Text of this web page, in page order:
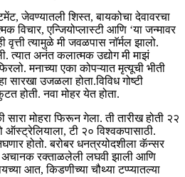
जेवण्यातली शिस्त, बायकोचा देवावरचा
विचार, एन्जियोप्लास्टी आणि ‘या जन्मावर
वृत्ती त्यामुळे मी जवळपास नाॅर्मल झालो.
त्यात अनंत कलात्मक उद्योग मी माझं
मनाच्या एका कोपऱ्यात मृत्यूची भीती
सारखा उजळला होता.विविध गोष्टी
होती. नवा मोहर येत होता.
मोहरा फिरून गेला. ती तारीख होती २२
ऑस्ट्रेलियाला, टी २० विश्वकपासाठी.
होतो. बरोबर धनत्रयोदशीला कॅन्सर
अचानक रक्ताळलेली लघवी झाली आणि
आत, किडणीच्या चौथ्या टप्प्यातल्या